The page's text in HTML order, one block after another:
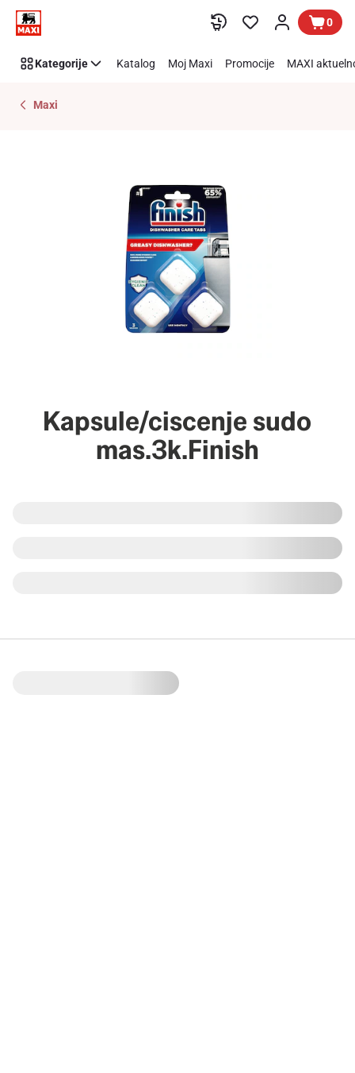
Preskoči link 0
Kategorije Katalog Moj Maxi Promocije MAXI
Maxi
Kapsule/ciscenje sudo
mas.3k.Finish